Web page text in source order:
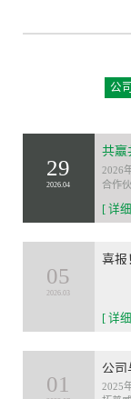
公
29
2026.04
2026
合作伙
[ 详
05
2026.03
喜报
[ 详
01
2025